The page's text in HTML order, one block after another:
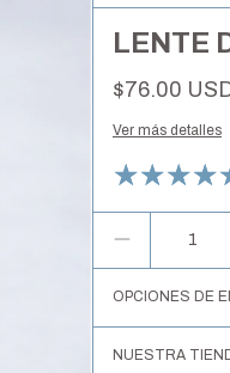
LENTE
$76.00
Ver más detalles
OPCIONES DE
NUESTRA